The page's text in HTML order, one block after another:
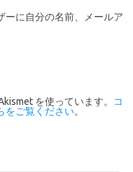
ーに自分の名前、メールア
を使っています。
コ
をご覧ください。